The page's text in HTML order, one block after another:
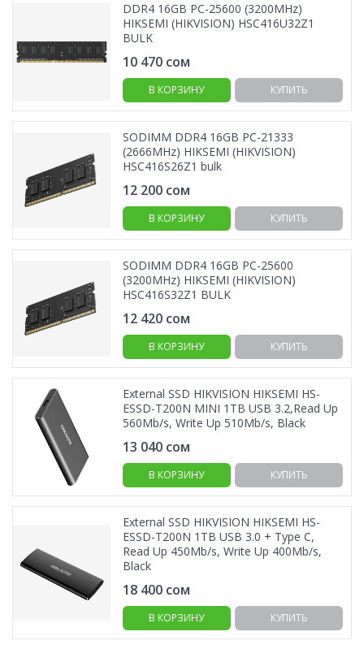
DDR4 16GB PC-25600 (3200MHz)
HIKSEMI (HIKVISION) HSC416U32Z1
BULK
10 470 сом
В КОРЗИНУ КУПИТЬ
SODIMM DDR4 16GB PC-21333
(2666MHz) HIKSEMI (HIKVISION)
HSC416S26Z1 bulk
12 200 сом
В КОРЗИНУ КУПИТЬ
SODIMM DDR4 16GB PC-25600
(3200MHz) HIKSEMI (HIKVISION)
HSC416S32Z1 BULK
12 420 сом
В КОРЗИНУ КУПИТЬ
External SSD HIKVISION HIKSEMI HS-
ESSD-T200N MINI 1TB USB 3.2,Read Up
560Mb/s, Write Up 510Mb/s, Black
13 040 сом
В КОРЗИНУ КУПИТЬ
External SSD HIKVISION HIKSEMI HS-
ESSD-T200N 1TB USB 3.0 + Type C,
Read Up 450Mb/s, Write Up 400Mb/s,
Black
18 400 сом
В КОРЗИНУ КУПИТЬ